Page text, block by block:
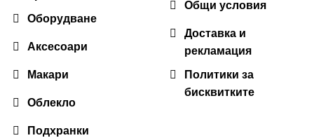
Оборудване
Аксесоари
Макари
Облекло
Подхранки
Общи условия
Доставка и
рекламация
Политики за
бисквитките